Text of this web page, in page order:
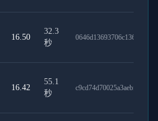
16.50
32.3
秒
0646d13693706c136925
16.42
55.1
秒
c9cd74d70025a3aebfe5